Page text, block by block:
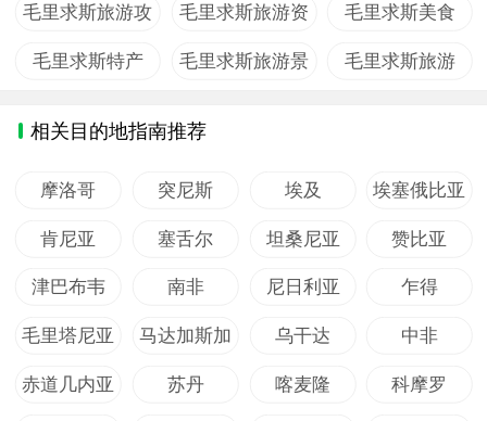
毛里求斯旅游攻
略
毛里求斯旅游资
讯
毛里求斯美食
毛里求斯特产
毛里求斯旅游景
毛里求斯旅游
相关目的地指南推荐
摩洛哥 突尼斯 埃及 埃塞俄比亚
肯尼亚 塞舌尔 坦桑尼亚 赞比亚
津巴布韦 南非 尼日利亚 乍得
毛里塔尼亚 马达加斯加 乌干达 中非
赤道几内亚 苏丹 喀麦隆 科摩罗